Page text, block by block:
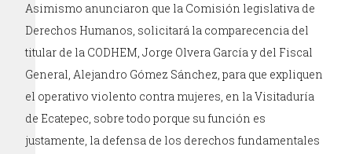
Asimismo anunciaron que la Comisión legislativa de
Derechos Humanos, solicitará la comparecencia del
titular de la CODHEM, Jorge Olvera García y del Fiscal
General, Alejandro Gómez Sánchez, para que expliquen
el operativo violento contra mujeres, en la Visitaduría
de Ecatepec, sobre todo porque su función es
justamente, la defensa de los derechos fundamentales